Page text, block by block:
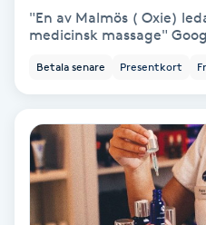
Osteopati
Pedikyr
Pensionärklippning
"En av Malmös ( Oxie)
Betala senare Presentkort